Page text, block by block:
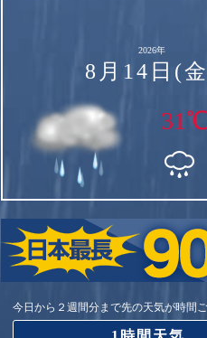
2026年
8月14日(
今日から２週間分まで先の天気が時間